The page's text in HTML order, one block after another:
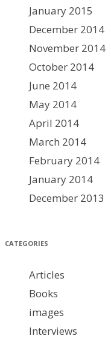
January 2015
December 2014
November 2014
October 2014
June 2014
May 2014
April 2014
March 2014
February 2014
January 2014
December 2013
CATEGORIES
Articles
Books
images
Interviews